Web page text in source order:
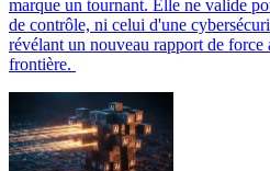
marque un tournant. Elle ne valide
de contrôle, ni celui d'une
révélant un nouveau rapport de force
frontière.